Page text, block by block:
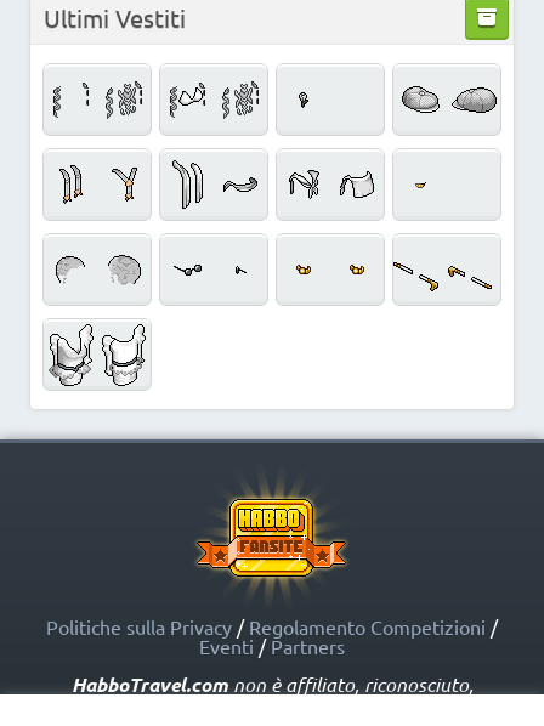
Ultimi Vestiti
Politiche sulla Privacy / Regolamento Competizioni /
Eventi / Partners
HabboTravel.comnon è affiliato, riconosciuto,
sponsorizzato o approvato da Sulake Corporation Oy o